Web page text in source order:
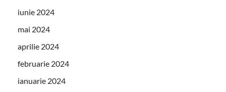
iunie 2024
mai 2024
aprilie 2024
februarie 2024
ianuarie 2024